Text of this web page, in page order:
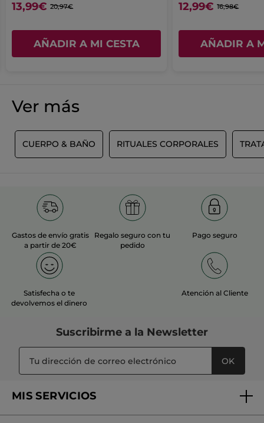
FILTRO REVIEWS
Al
pulsar
siguiente
botón
actualizará
continuación
★★★★★
★★★★★
estrellas.
Anónimo · hace 24 días
ich den Duft von Kokosnuss liebe
Recomienda este producto Sí
Inicialmente publicado en Yves Rocher Suisse
13,99€ 20,97€
AÑADIR A MI CESTA
12,99€ 16,98€
AÑADIR A
Ver más
CUERPO & BAÑO RITUALES CORPORALES
Gastos de envío gratis
a partir de 20€
Regalo seguro con tu
pedido
Pago seguro
Satisfecha o te
devolvemos el dinero
Atención al Cliente
Suscribirme a la Newsletter
OK
MIS SERVICIOS